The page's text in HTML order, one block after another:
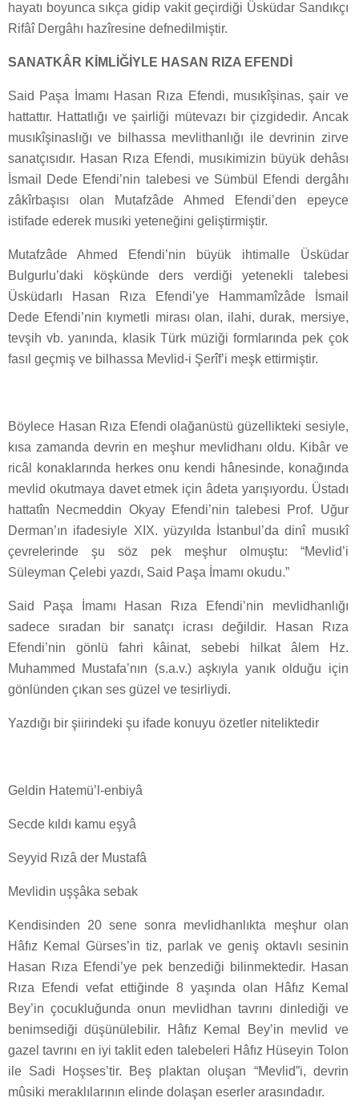
hayatı boyunca sıkça gidip vakit geçirdiği Üsküdar Sandıkçı
Rifâî Dergâhı hazîresine defnedilmiştir.
SANATKÂR KİMLİĞİYLE HASAN RIZA EFENDİ
Said Paşa İmamı Hasan Rıza Efendi, musıkîşinas, şair ve
hattattır. Hattatlığı ve şairliği mütevazı bir çizgidedir. Ancak
musıkîşinaslığı ve bilhassa mevlithanlığı ile devrinin zirve
sanatçısıdır. Hasan Rıza Efendi, musıkimizin büyük dehâsı
İsmail Dede Efendi’nin talebesi ve Sümbül Efendi dergâhı
zâkîrbaşısı olan Mutafzâde Ahmed Efendi’den epeyce
istifade ederek musıki yeteneğini geliştirmiştir.
Mutafzâde Ahmed Efendi’nin ­büyük ihtimalle­ Üsküdar
Bulgurlu’daki köşkünde ders verdiği yetenekli talebesi
Üsküdarlı Hasan Rıza Efendi’ye Hammamîzâde İsmail
Dede Efendi’nin kıymetli mirası olan, ilahi, durak, mersiye,
tevşih vb. yanında, klasik Türk müziği formlarında pek çok
fasıl geçmiş ve bilhassa Mevlid-i Şerîf’i meşk ettirmiştir.
Böylece Hasan Rıza Efendi olağanüstü güzellikteki sesiyle,
kısa zamanda devrin en meşhur mevlidhanı oldu. Kibâr ve
ricâl konaklarında herkes onu kendi hânesinde, konağında
mevlid okutmaya davet etmek için âdeta yarışıyordu. Üstad­ı
hattatîn Necmeddin Okyay Efendi’nin talebesi Prof. Uğur
Derman’ın ifadesiyle XIX. yüzyılda İstanbul’da dinî musıkî
çevrelerinde şu söz pek meşhur olmuştu: “Mevlid’i
Süleyman Çelebi yazdı, Said Paşa İmamı okudu.”
Said Paşa İmamı Hasan Rıza Efendi’nin mevlidhanlığı
sadece sıradan bir sanatçı icrası değildir. Hasan Rıza
Efendi’nin gönlü fahr­i kâinat, sebeb­i hilkat âlem Hz.
Muhammed Mustafa’nın (s.a.v.) aşkıyla yanık olduğu için
gönlünden çıkan ses güzel ve tesirliydi.
Yazdığı bir şiirindeki şu ifade konuyu özetler niteliktedir
Geldin Hatemü’l-enbiyâ
Secde kıldı kamu eşyâ
Seyyid Rızâ der Mustafâ
Mevlidin uşşâka sebak
Kendisinden 20 sene sonra mevlidhanlıkta meşhur olan
Hâfız Kemal Gürses’in tiz, parlak ve geniş oktavlı sesinin
Hasan Rıza Efendi’ye pek benzediği bilinmektedir. Hasan
Rıza Efendi vefat ettiğinde 8 yaşında olan Hâfız Kemal
Bey’in çocukluğunda onun mevlidhan tavrını dinlediği ve
benimsediği düşünülebilir. Hâfız Kemal Bey’in mevlid ve
gazel tavrını en iyi taklit eden talebeleri Hâfız Hüseyin Tolon
ile Sadi Hoşses’tir. Beş plaktan oluşan “Mevlid”i, devrin
mûsiki meraklılarının elinde dolaşan eserler arasındadır.